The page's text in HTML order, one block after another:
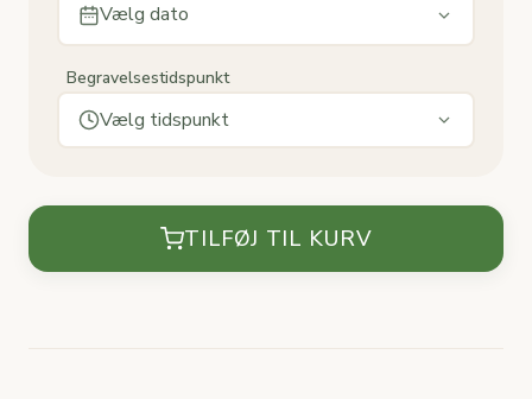
Vælg dato
Begravelsestidspunkt
Vælg tidspunkt
TILFØJ TIL KURV